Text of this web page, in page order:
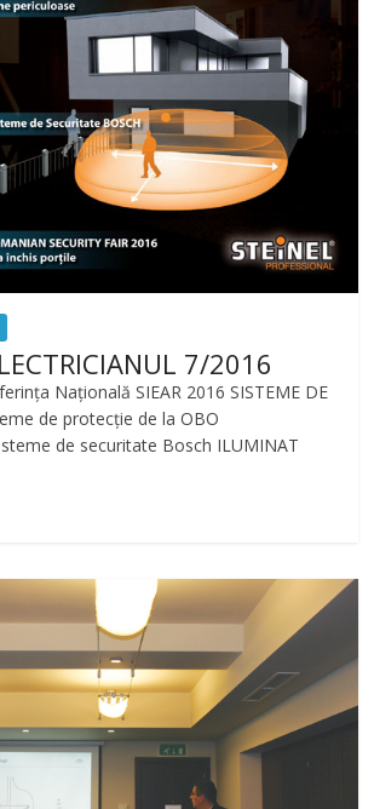
7/2016
Națională SIEAR 2016 SISTEME DE
de protecție de la OBO
de securitate Bosch ILUMINAT